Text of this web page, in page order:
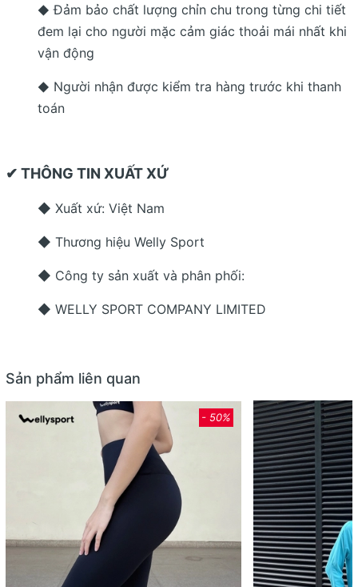
◆ Đảm bảo chất lượng chỉn chu trong từng chi tiết
đem lại cho người mặc cảm giác thoải mái nhất khi
vận động
◆ Người nhận được kiểm tra hàng trước khi thanh
toán
✔ THÔNG TIN XUẤT XỨ
◆ Xuất xứ: Việt Nam
◆ Thương hiệu Welly Sport
◆ Công ty sản xuất và phân phối:
◆ WELLY SPORT COMPANY LIMITED
Sản phẩm liên quan
- 50%